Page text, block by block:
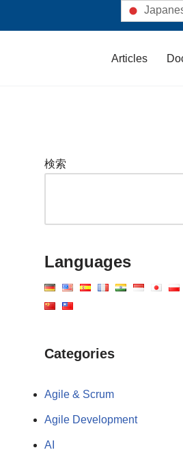
Articles
検索
Languages
Categories
Agile & Scrum
Agile Development
AI